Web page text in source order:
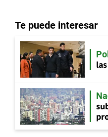
Te puede interesar